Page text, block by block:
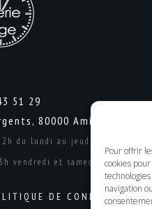
Pour offrir
cookies
navigation
51 29
80000 Amiens
du lundi au jeudi
vendredi et samedi
DE